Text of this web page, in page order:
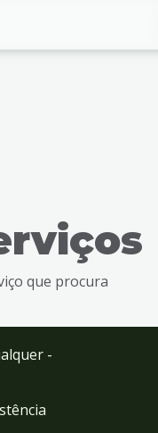
que procura
-